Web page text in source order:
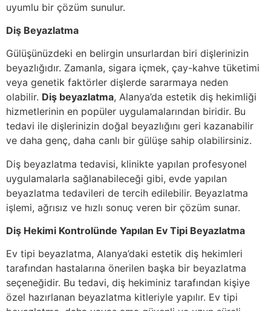
uyumlu bir çözüm sunulur.
Diş Beyazlatma
Gülüşünüzdeki en belirgin unsurlardan biri dişlerinizin
beyazlığıdır. Zamanla, sigara içmek, çay-kahve tüketimi
veya genetik faktörler dişlerde sararmaya neden
olabilir. Diş beyazlatma, Alanya’da estetik diş hekimliği
hizmetlerinin en popüler uygulamalarından biridir. Bu
tedavi ile dişlerinizin doğal beyazlığını geri kazanabilir
ve daha genç, daha canlı bir gülüşe sahip olabilirsiniz.
Diş beyazlatma tedavisi, klinikte yapılan profesyonel
uygulamalarla sağlanabileceği gibi, evde yapılan
beyazlatma tedavileri de tercih edilebilir. Beyazlatma
işlemi, ağrısız ve hızlı sonuç veren bir çözüm sunar.
Diş Hekimi Kontrolünde Yapılan Ev Tipi Beyazlatma
Ev tipi beyazlatma, Alanya’daki estetik diş hekimleri
tarafından hastalarına önerilen başka bir beyazlatma
seçeneğidir. Bu tedavi, diş hekiminiz tarafından kişiye
özel hazırlanan beyazlatma kitleriyle yapılır. Ev tipi